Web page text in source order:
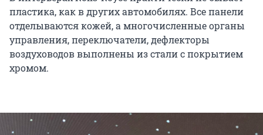
пластика, как в других автомобилях. Все панели
отделываются кожей, а многочисленные органы
управления, переключатели, дефлекторы
воздуховодов выполнены из стали с покрытием
хромом.